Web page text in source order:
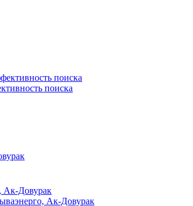
поиска
Ак-Довурак
Ак-Довурак